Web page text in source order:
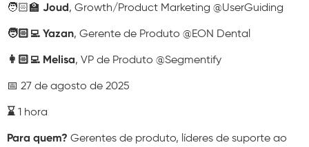
🧑🏻‍🏫 Joud, Growth/Product Marketing @UserGuiding
🧑🏻‍💻 Yazan, Gerente de Produto @EON Dental
👩🏻‍💻 Melisa, VP de Produto @Segmentify
📅 27 de agosto de 2025
⌛️ 1 hora
Para quem? Gerentes de produto, líderes de suporte ao